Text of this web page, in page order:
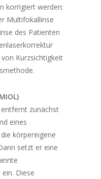
korrigiert werden:
Multifokallinse
des Patienten
Kurzsichtigkeit
entfernt zunächst
eines
körpereigene
setzt er eine
Diese